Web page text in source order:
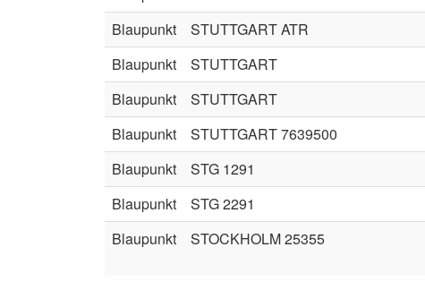
Blaupunkt
STUTTGART ATR
Blaupunkt
STUTTGART
Blaupunkt
STUTTGART
Blaupunkt
STUTTGART 7639500
Blaupunkt
STG 1291
Blaupunkt
STG 2291
Blaupunkt
STOCKHOLM 25355